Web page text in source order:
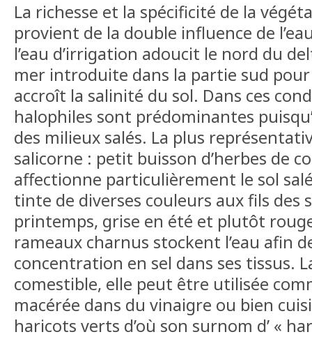
La richesse et la spécificité de la
provient de la double influence de
l’eau d’irrigation adoucit le nord du
mer introduite dans la partie sud
accroît la salinité du sol. Dans ces
halophiles sont prédominantes
des milieux salés. La plus
salicorne : petit buisson d’herbes de
affectionne particulièrement le sol
tinte de diverses couleurs aux fils des
printemps, grise en été et plutôt
rameaux charnus stockent l’eau afin
concentration en sel dans ses tissus.
comestible, elle peut être utilisée
macérée dans du vinaigre ou bien
haricots verts d’où son surnom d’ «